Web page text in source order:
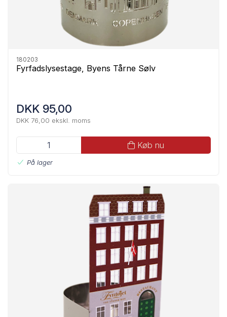
180203
Fyrfadslysestage, Byens Tårne Sølv
DKK 95,00
DKK 76,00 ekskl. moms
Køb nu
På lager